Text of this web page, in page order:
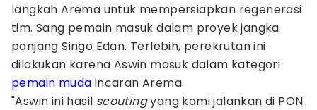
langkah Arema untuk mempersiapkan regenerasi
tim. Sang pemain masuk dalam proyek jangka
panjang Singo Edan. Terlebih, perekrutan ini
dilakukan karena Aswin masuk dalam kategori
pemain muda incaran Arema.
"Aswin ini hasil scoutingyang kami jalankan di PON